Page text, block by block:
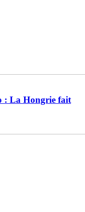
: La Hongrie fait